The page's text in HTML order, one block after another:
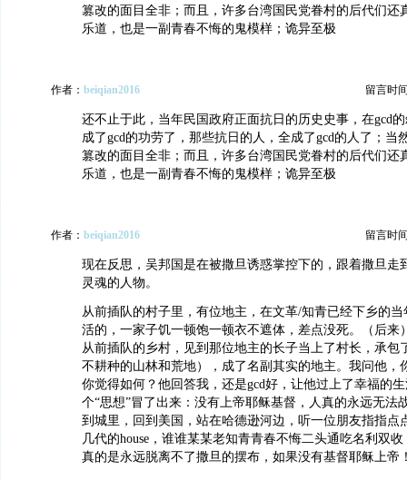
篡改的面目全非；而且，许多台湾国民党眷村的后代们还
乐道，也是一副青春不悔的鬼模样；诡异至极
作者： beiqian2016 留言时
还不止于此，当年民国政府正面抗日的历史史事，在gcd
成了gcd的功劳了，那些抗日的人，全成了gcd的人了；当
篡改的面目全非；而且，许多台湾国民党眷村的后代们还
乐道，也是一副青春不悔的鬼模样；诡异至极
作者： beiqian2016 留言时
现在反思，吴邦国是在被撒旦诱惑掌控下的，跟着撒旦走
灵魂的人物。
从前插队的村子里，有位地主，在文革/知青已经下乡的
活的，一家子饥一顿饱一顿衣不遮体，差点没死。（后来
从前插队的乡村，见到那位地主的长子当上了村长，承包
不耕种的山林和荒地），成了名副其实的地主。我问他，
你觉得如何？他回答我，还是gcd好，让他过上了幸福的
个“思想”冒了出来：没有上帝耶稣基督，人真的永远无法
到城里，回到美国，站在哈德逊河边，听一位朋友指指点
几代的house，谁谁某某老知青青春不悔二头通吃名利双
真的是永远脱离不了撒旦的摆布，如果没有基督耶稣上帝